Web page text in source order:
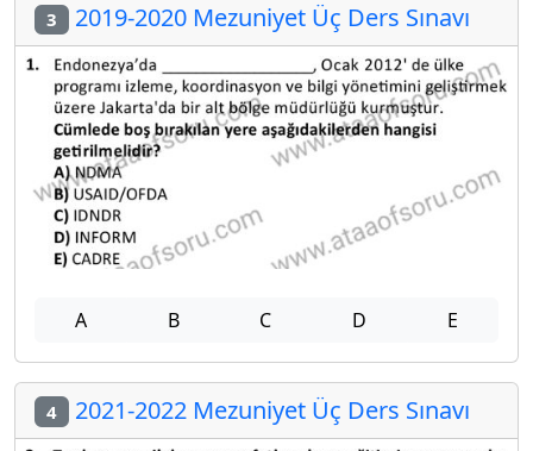
3 2019-2020 Mezuniyet Üç Ders Sınavı
A B C D E
4 2021-2022 Mezuniyet Üç Ders Sınavı